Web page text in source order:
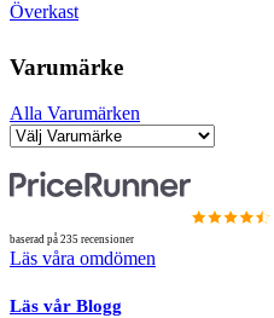
Överkast
Varumärke
Alla Varumärken
baserad på 235 recensioner
Läs våra omdömen
Läs vår Blogg